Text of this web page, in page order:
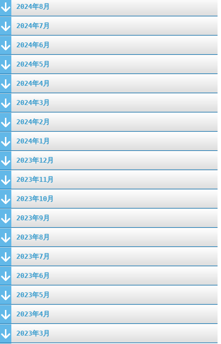
2024年8月
2024年7月
2024年6月
2024年5月
2024年4月
2024年3月
2024年2月
2024年1月
2023年12月
2023年11月
2023年10月
2023年9月
2023年8月
2023年7月
2023年6月
2023年5月
2023年4月
2023年3月